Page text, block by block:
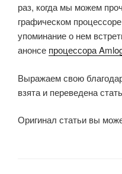
раз, когда мы можем
графическом
упоминание о нем
анонсе процессора
Выражаем свою
взята и переведена
Оригинал статьи вы